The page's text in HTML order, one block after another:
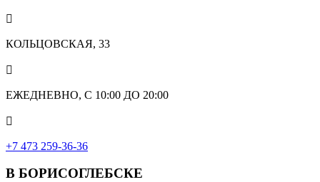

КОЛЬЦОВСКАЯ, 33

ЕЖЕДНЕВНО, С 10:00 ДО 20:00

‎+7 473 259-36-36
В БОРИСОГЛЕБСКЕ